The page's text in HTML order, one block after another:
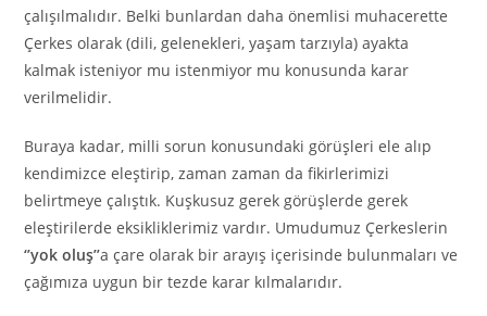
çalışılmalıdır. Belki bunlardan daha önemlisi muhacerette
Çerkes olarak (dili, gelenekleri, yaşam tarzıyla) ayakta
kalmak isteniyor mu istenmiyor mu konusunda karar
verilmelidir.
Buraya kadar, milli sorun konusundaki görüşleri ele alıp
kendimizce eleştirip, zaman zaman da fikirlerimizi
belirtmeye çalıştık. Kuşkusuz gerek görüşlerde gerek
eleştirilerde eksikliklerimiz vardır. Umudumuz Çerkeslerin
‘’yok oluş’’a çare olarak bir arayış içerisinde bulunmaları ve
çağımıza uygun bir tezde karar kılmalarıdır.